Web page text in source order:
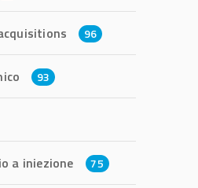
96
93
a iniezione 75